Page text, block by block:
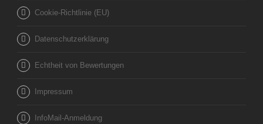
Cookie-Richtlinie (EU)
Datenschutzerklärung
Echtheit von Bewertungen
Impressum
InfoMail-Anmeldung